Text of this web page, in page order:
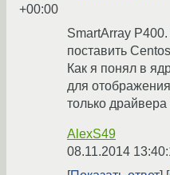
+00:00
SmartArray
поставить
Как я понял в
для
только
AlexS49
08.11.2014